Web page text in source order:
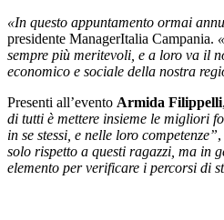
«In questo appuntamento ormai
presidente ManagerItalia Campania.
sempre più meritevoli, e a loro va il
economico e sociale della nostra
Presenti all’evento Armida Filippelli
di tutti è mettere insieme le migliori
in se stessi, e nelle loro competenze”
solo rispetto a questi ragazzi, ma in
elemento per verificare i percorsi di